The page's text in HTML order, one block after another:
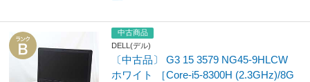
中古商品
DELL(デル)
〔中古品〕 G3 15 3579 NG45-9HLCW
ホワイト ［Core-i5-8300H (2.3GHz)/8G